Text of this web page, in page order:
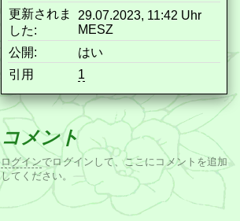
更新されま
した:
29.07.2023, 11:42 Uhr
MESZ
公開:
はい
引用
1
コメント
ログインでログインして、ここにコメントを追加
してください。